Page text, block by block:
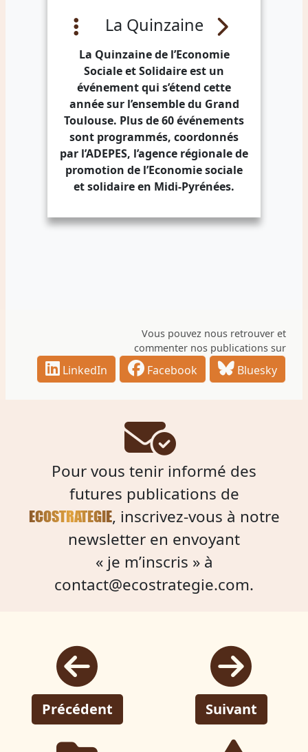
La Quinzaine
La Quinzaine de l’Economie
Sociale et Solidaire est un
événement qui s’étend cette
année sur l’ensemble du Grand
Toulouse. Plus de 60 événements
sont programmés, coordonnés
par l’ADEPES, l’agence régionale de
promotion de l’Economie sociale
et solidaire en Midi-Pyrénées.
Vous pouvez nous retrouver et
commenter nos publications sur
LinkedIn Facebook Bluesky
Pour vous tenir informé des
futures publications de
ECOSTRATEGIE, inscrivez-vous à notre
newsletter en envoyant
« je m’inscris » à
contact@ecostrategie.com.
Précédent Suivant